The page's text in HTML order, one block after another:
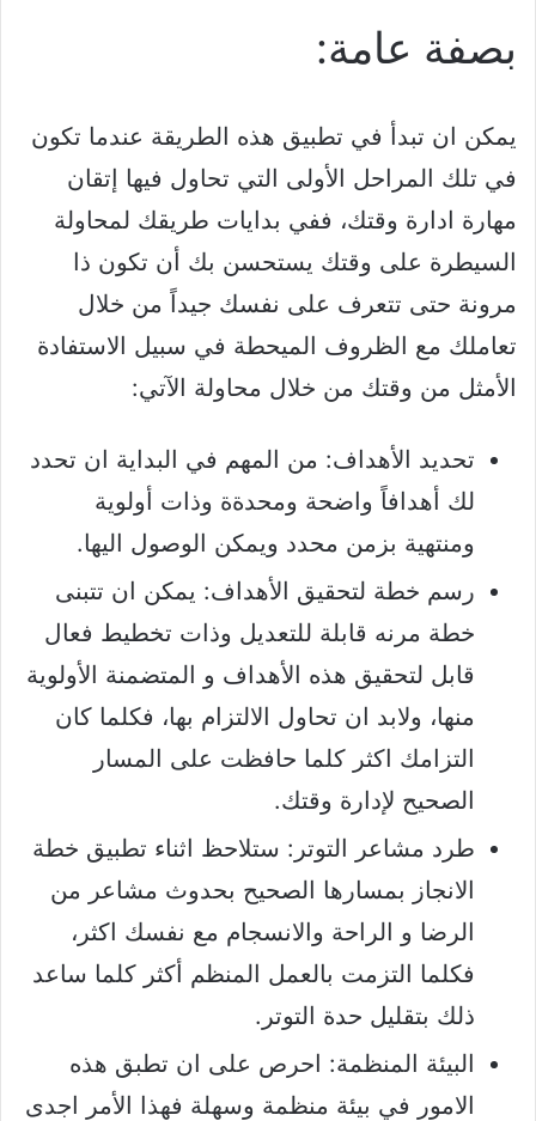
بصفة عامة:
يمكن ان تبدأ في تطبيق هذه الطريقة عندما تكون
في تلك المراحل الأولى التي تحاول فيها إتقان
مهارة ادارة وقتك، ففي بدايات طريقك لمحاولة
السيطرة على وقتك يستحسن بك أن تكون ذا
مرونة حتى تتعرف على نفسك جيداً من خلال
تعاملك مع الظروف الميحطة في سبيل الاستفادة
الأمثل من وقتك من خلال محاولة الآتي:
تحديد الأهداف: من المهم في البداية ان تحدد
لك أهدافاً واضحة ومحدةة وذات أولوية
ومنتهية بزمن محدد ويمكن الوصول اليها.
رسم خطة لتحقيق الأهداف: يمكن ان تتبنى
خطة مرنه قابلة للتعديل وذات تخطيط فعال
قابل لتحقيق هذه الأهداف و المتضمنة الأولوية
منها، ولابد ان تحاول الالتزام بها، فكلما كان
التزامك اكثر كلما حافظت على المسار
الصحيح لإدارة وقتك.
طرد مشاعر التوتر: ستلاحظ اثناء تطبيق خطة
الانجاز بمسارها الصحيح بحدوث مشاعر من
الرضا و الراحة والانسجام مع نفسك اكثر،
فكلما التزمت بالعمل المنظم أكثر كلما ساعد
ذلك بتقليل حدة التوتر.
البيئة المنظمة: احرص على ان تطبق هذه
الامور في بيئة منظمة وسهلة فهذا الأمر اجدى